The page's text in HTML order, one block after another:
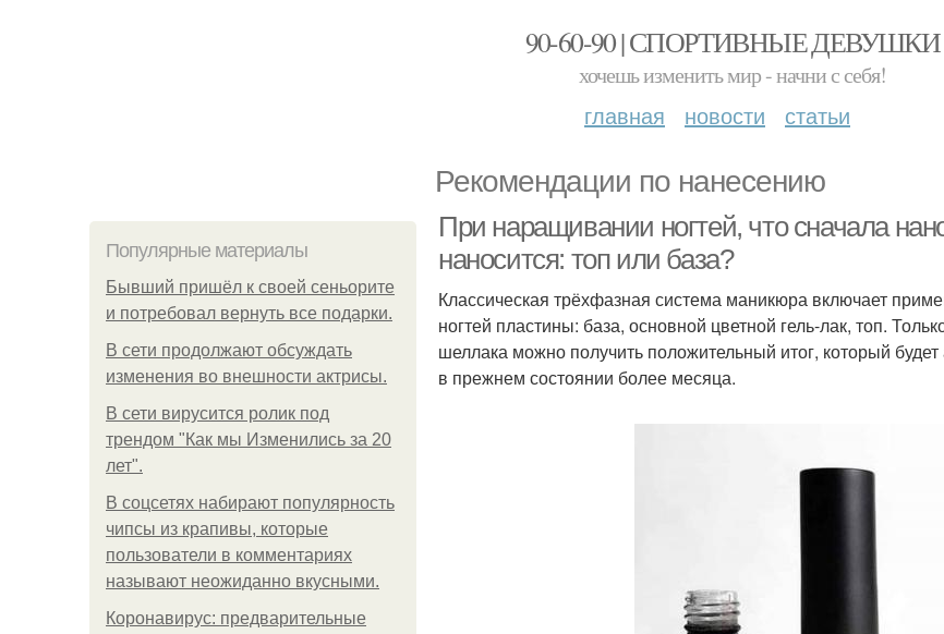
90-60-90 | СПОРТИВНЫЕ ДЕВУШКИ
хочешь изменить мир - начни с себя!
главная новости статьи
Рекомендации по нанесению
Популярные материалы
Бывший пришёл к своей сеньорите
и потребовал вернуть все подарки.
В сети продолжают обсуждать
изменения во внешности актрисы.
В сети вирусится ролик под
трендом "Как мы Изменились за 20
лет".
В соцсетях набирают популярность
чипсы из крапивы, которые
пользователи в комментариях
называют неожиданно вкусными.
Коронавирус: предварительные
При наращивании ногтей, что сначала
наносится: топ или база?
Классическая трёхфазная система маникюра включает
ногтей пластины: база, основной цветной гель-лак, топ.
шеллака можно получить положительный итог, который будет
в прежнем состоянии более месяца.